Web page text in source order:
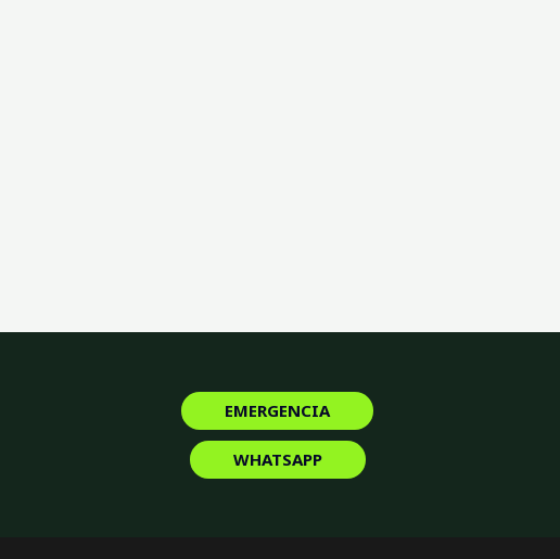
EMERGENCIA
WHATSAPP